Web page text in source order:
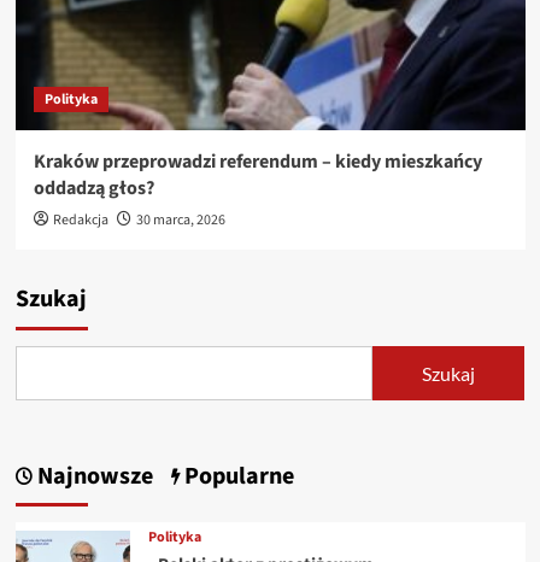
Polityka
Kraków przeprowadzi referendum – kiedy mieszkańcy
oddadzą głos?
Redakcja 30 marca, 2026
Szukaj
Szukaj
Najnowsze Popularne
Polityka